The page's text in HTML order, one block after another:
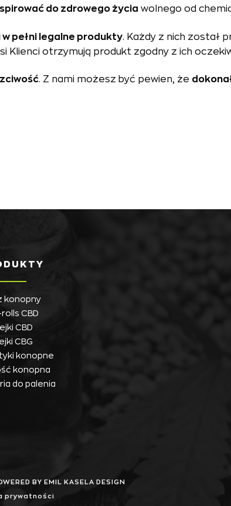
do zdrowego życia wolnego od
w pełni legalne produkty. Każdy z nich został
Klienci otrzymują produkt zgodny z ich
. Z nami możesz być pewien, że
konopny
CBD
CBD
CBG
konopne
konopna
do palenia
BY EMIL KASELA DESIGN
prywatności